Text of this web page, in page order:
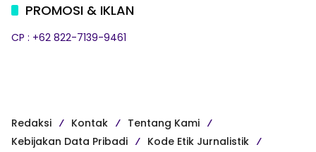
PROMOSI & IKLAN
CP : +62 822-7139-9461
Redaksi Kontak
Tentang Kami
Kebijakan Data Pribadi
Kode Etik Jurnalistik